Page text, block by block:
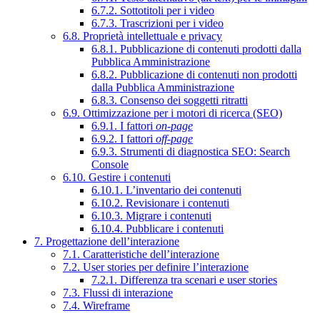
6.7.2. Sottotitoli per i video
6.7.3. Trascrizioni per i video
6.8. Proprietà intellettuale e privacy
6.8.1. Pubblicazione di contenuti prodotti dalla
Pubblica Amministrazione
6.8.2. Pubblicazione di contenuti non prodotti
dalla Pubblica Amministrazione
6.8.3. Consenso dei soggetti ritratti
6.9. Ottimizzazione per i motori di ricerca (SEO)
6.9.1. I fattori on-page
6.9.2. I fattori off-page
6.9.3. Strumenti di diagnostica SEO: Search
Console
6.10. Gestire i contenuti
6.10.1. L’inventario dei contenuti
6.10.2. Revisionare i contenuti
6.10.3. Migrare i contenuti
6.10.4. Pubblicare i contenuti
7. Progettazione dell’interazione
7.1. Caratteristiche dell’interazione
7.2. User stories per definire l’interazione
7.2.1. Differenza tra scenari e user stories
7.3. Flussi di interazione
7.4. Wireframe